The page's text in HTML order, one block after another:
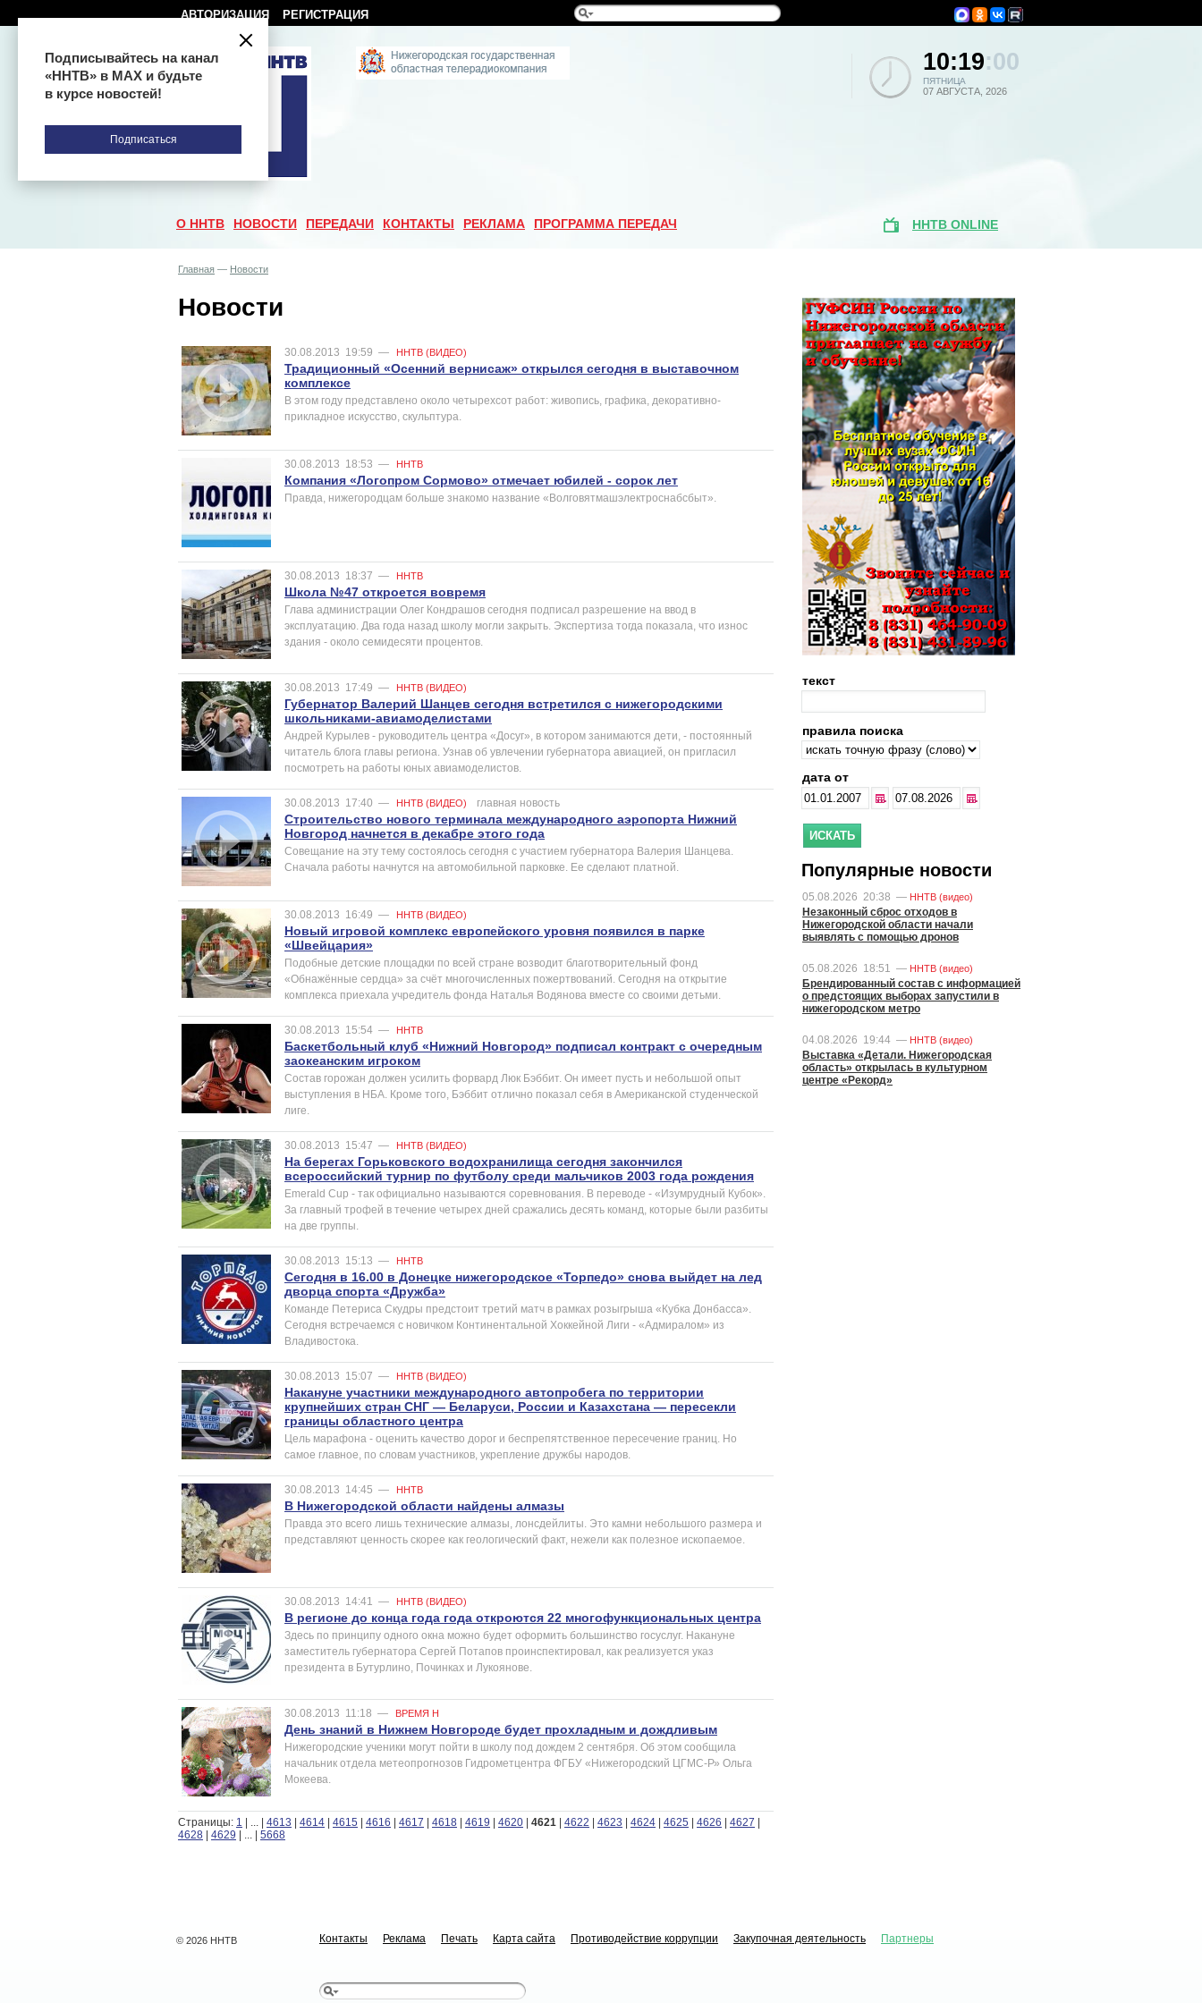
АВТОРИЗАЦИЯ РЕГИСТРАЦИЯ
10:19:00
ПЯТНИЦА
07 АВГУСТА, 2026
О ННТВ НОВОСТИ ПЕРЕДАЧИ КОНТАКТЫ РЕКЛАМА ПРОГРАММА ПЕРЕДАЧ ННТВ ONLINE
Главная — Новости
Новости
30.08.2013 19:59 — ННТВ (ВИДЕО)
Традиционный «Осенний вернисаж» открылся сегодня в выставочном
комплексе
В этом году представлено около четырехсот работ: живопись, графика, декоративно-
прикладное искусство, скульптура.
30.08.2013 18:53 — ННТВ
Компания «Логопром Сормово» отмечает юбилей - сорок лет
Правда, нижегородцам больше знакомо название «Волговятмашэлектроснабсбыт».
30.08.2013 18:37 — ННТВ
Школа №47 откроется вовремя
Глава администрации Олег Кондрашов сегодня подписал разрешение на ввод в
эксплуатацию. Два года назад школу могли закрыть. Экспертиза тогда показала, что износ
здания - около семидесяти процентов.
30.08.2013 17:49 — ННТВ (ВИДЕО)
Губернатор Валерий Шанцев сегодня встретился с нижегородскими
школьниками-авиамоделистами
Андрей Курылев - руководитель центра «Досуг», в котором занимаются дети, - постоянный
читатель блога главы региона. Узнав об увлечении губернатора авиацией, он пригласил
посмотреть на работы юных авиамоделистов.
30.08.2013 17:40 — ННТВ (ВИДЕО) главная новость
Строительство нового терминала международного аэропорта Нижний
Новгород начнется в декабре этого года
Совещание на эту тему состоялось сегодня с участием губернатора Валерия Шанцева.
Сначала работы начнутся на автомобильной парковке. Ее сделают платной.
30.08.2013 16:49 — ННТВ (ВИДЕО)
Новый игровой комплекс европейского уровня появился в парке
«Швейцария»
Подобные детские площадки по всей стране возводит благотворительный фонд
«Обнажённые сердца» за счёт многочисленных пожертвований. Сегодня на открытие
комплекса приехала учредитель фонда Наталья Водянова вместе со своими детьми.
30.08.2013 15:54 — ННТВ
Баскетбольный клуб «Нижний Новгород» подписал контракт с очередным
заокеанским игроком
Состав горожан должен усилить форвард Люк Бэббит. Он имеет пусть и небольшой опыт
выступления в НБА. Кроме того, Бэббит отлично показал себя в Американской студенческой
лиге.
30.08.2013 15:47 — ННТВ (ВИДЕО)
На берегах Горьковского водохранилища сегодня закончился
всероссийский турнир по футболу среди мальчиков 2003 года рождения
Emerald Сup - так официально называются соревнования. В переводе - «Изумрудный Кубок».
За главный трофей в течение четырех дней сражались десять команд, которые были разбиты
на две группы.
30.08.2013 15:13 — ННТВ
Сегодня в 16.00 в Донецке нижегородское «Торпедо» снова выйдет на лед
дворца спорта «Дружба»
Команде Петериса Скудры предстоит третий матч в рамках розыгрыша «Кубка Донбасса».
Сегодня встречаемся с новичком Континентальной Хоккейной Лиги - «Адмиралом» из
Владивостока.
30.08.2013 15:07 — ННТВ (ВИДЕО)
Накануне участники международного автопробега по территории
крупнейших стран СНГ — Беларуси, России и Казахстана — пересекли
границы областного центра
Цель марафона - оценить качество дорог и беспрепятственное пересечение границ. Но
самое главное, по словам участников, укрепление дружбы народов.
30.08.2013 14:45 — ННТВ
В Нижегородской области найдены алмазы
Правда это всего лишь технические алмазы, лонсдейлиты. Это камни небольшого размера и
представляют ценность скорее как геологический факт, нежели как полезное ископаемое.
30.08.2013 14:41 — ННТВ (ВИДЕО)
В регионе до конца года года откроются 22 многофункциональных центра
Здесь по принципу одного окна можно будет оформить большинство госуслуг. Накануне
заместитель губернатора Сергей Потапов проинспектировал, как реализуется указ
президента в Бутурлино, Починках и Лукоянове.
30.08.2013 11:18 — ВРЕМЯ Н
День знаний в Нижнем Новгороде будет прохладным и дождливым
Нижегородские ученики могут пойти в школу под дождем 2 сентября. Об этом сообщила
начальник отдела метеопрогнозов Гидрометцентра ФГБУ «Нижегородский ЦГМС-Р» Ольга
Мокеева.
Страницы: 1 | | 4613 | 4614 | 4615 | 4616 | 4617 | 4618 | 4619 | 4620 | 4621 | 4622 | 4623 | 4624 | 4625 | 4626 | 4627 |
4628 | 4629 | | 5668
текст
правила поиска
дата от
... ...
Популярные новости
05.08.2026 20:38 — ННТВ (видео)
Незаконный сброс отходов в
Нижегородской области начали
выявлять с помощью дронов
05.08.2026 18:51 — ННТВ (видео)
Брендированный состав с информацией
о предстоящих выборах запустили в
нижегородском метро
04.08.2026 19:44 — ННТВ (видео)
Выставка «Детали. Нижегородская
область» открылась в культурном
центре «Рекорд»
© 2026 ННТВ Контакты Реклама Печать Карта сайта Противодействие коррупции Закупочная деятельность Партнеры
Подписывайтесь на канал
«ННТВ» в МАХ и будьте
в курсе новостей!
Подписаться